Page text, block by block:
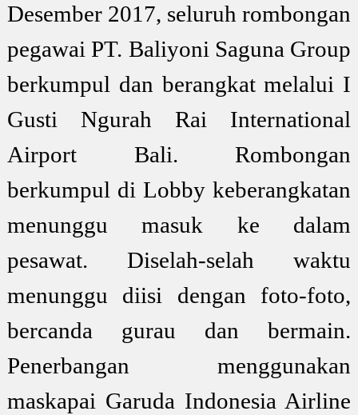
Desember 2017, seluruh rombongan
pegawai PT. Baliyoni Saguna Group
berkumpul dan berangkat melalui I
Gusti Ngurah Rai International
Airport Bali. Rombongan
berkumpul di Lobby keberangkatan
menunggu masuk ke dalam
pesawat. Diselah-selah waktu
menunggu diisi dengan foto-foto,
bercanda gurau dan bermain.
Penerbangan menggunakan
maskapai Garuda Indonesia Airline